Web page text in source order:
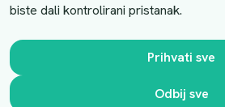
Kontaktirajte nas
Slobodno nas kontaktirajte putem e-maila:
luprivpharm@luprivpharm.com
biste dali kontrolirani pristanak.
Prihvati sve
Odbij sve